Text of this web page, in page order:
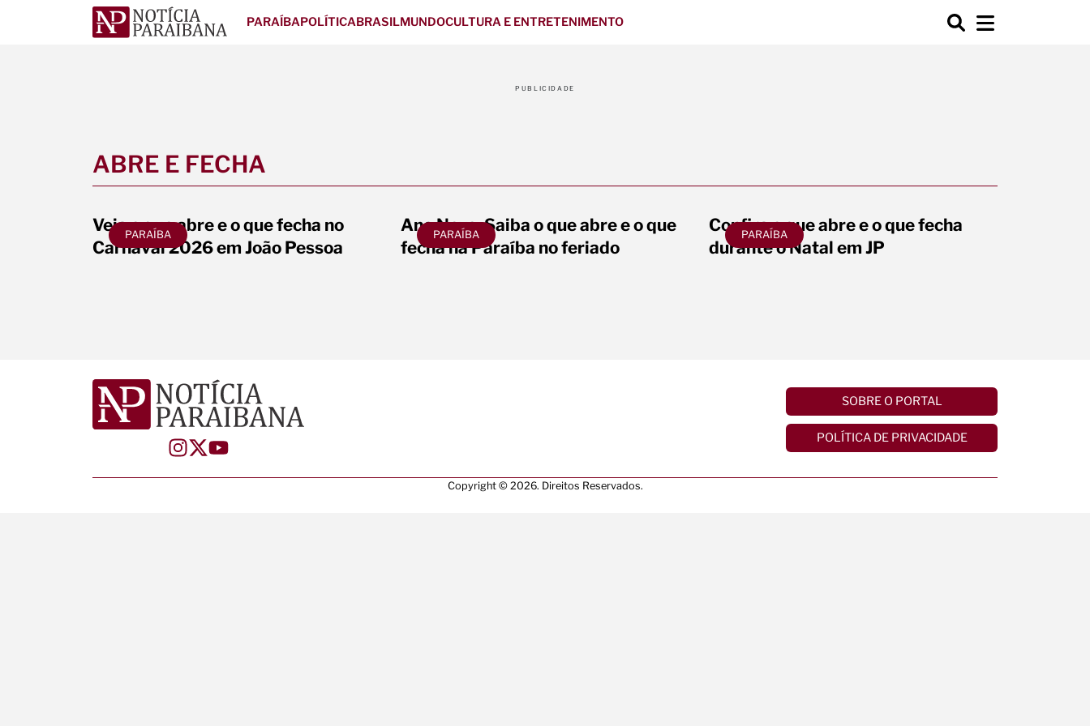
PARAÍBAPOLÍTICABRASILMUNDOCULTURA E ENTRETENIMENTO
PUBLICIDADE
ABRE E FECHA
PARAÍBA
Veja o que abre e o que fecha no
Carnaval 2026 em João Pessoa
PARAÍBA
Ano Novo: Saiba o que abre e o que
fecha na Paraíba no feriado
PARAÍBA
Confira o que abre e o que fecha
durante o Natal em JP
SOBRE O PORTAL
POLÍTICA DE PRIVACIDADE
Copyright © 2026. Direitos Reservados.